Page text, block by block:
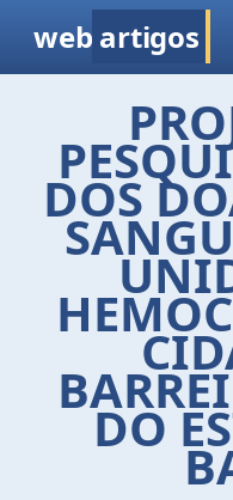
web artigos
DOS
DO